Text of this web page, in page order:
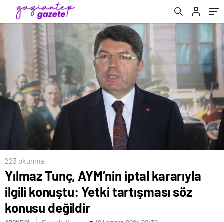
değildir
223 okunma
Yılmaz Tunç, AYM’nin iptal kararıyla
ilgili konuştu: Yetki tartışması söz
konusu değildir